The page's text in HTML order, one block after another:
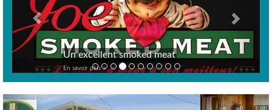
Un excellent smoked meat
En savoir plus >
Previous